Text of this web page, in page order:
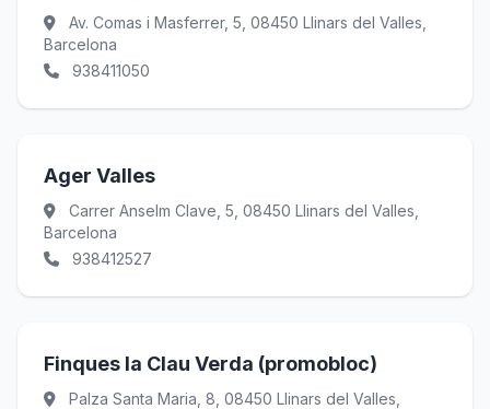
Av. Comas i Masferrer, 5, 08450 Llinars del Valles,
Barcelona
938411050
Ager Valles
Carrer Anselm Clave, 5, 08450 Llinars del Valles,
Barcelona
938412527
Finques la Clau Verda (promobloc)
Palza Santa Maria, 8, 08450 Llinars del Valles,